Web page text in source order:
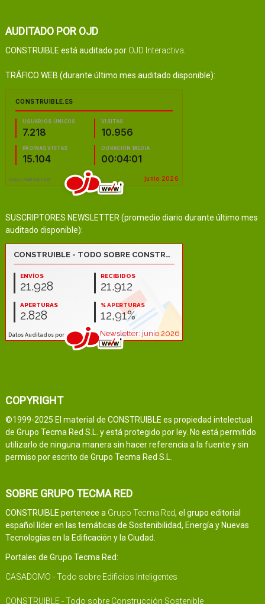
AUDITADO POR OJD
CONSTRUIBLE está auditado por OJD Interactiva
TRÁFICO WEB (durante último mes auditado disponible):
SUSCRIPTORES NEWSLETTER (promedio diario durante último mes
auditado disponible):
COPYRIGHT
©1999-2025 El material de CONSTRUIBLE es propiedad intelectual
de Grupo Tecma Red S.L. y está protegido por ley. No está permitido
utilizarlo de ninguna manera sin hacer referencia a la fuente y sin
permiso por escrito de Grupo Tecma Red S.L.
SOBRE GRUPO TECMA RED
CONSTRUIBLE pertenece a Grupo Tecma Red, el grupo editorial
español líder en las temáticas de Sostenibilidad, Energía y Nuevas
Tecnologías en la Edificación y la Ciudad.
Portales de Grupo Tecma Red:
CASADOMO - Todo sobre Edificios Inteligentes
CONSTRUIBLE - Todo sobre Construcción Sostenible